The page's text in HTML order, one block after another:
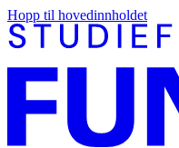
Hopp til hovedinnholdet